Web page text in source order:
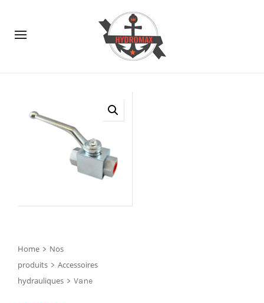
Home > Nos
produits > Accessoires
hydrauliques > Vane